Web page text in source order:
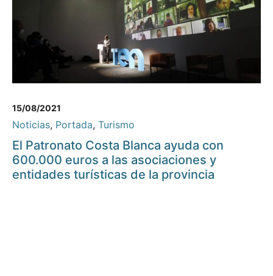
15/08/2021
Noticias, Portada, Turismo
El Patronato Costa Blanca ayuda con
600.000 euros a las asociaciones y
entidades turísticas de la provincia